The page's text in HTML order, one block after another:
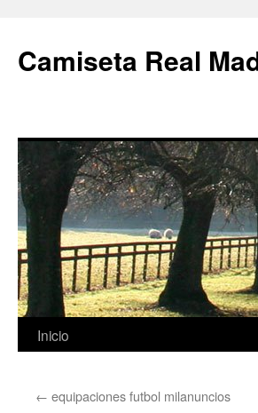
Camiseta Real
Saltar
contenido
Inicio
← equipaciones futbol milanuncios